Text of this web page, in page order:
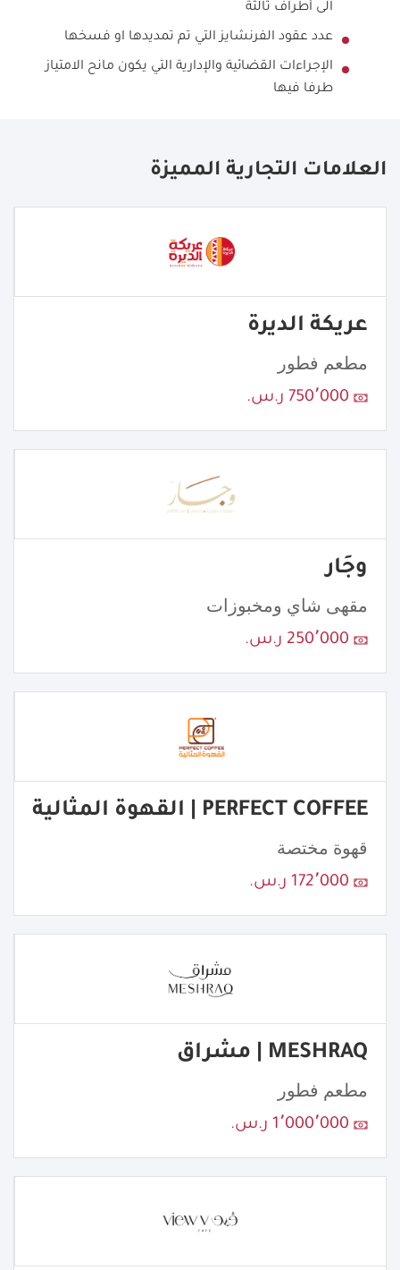
الى أطراف ثالثة
عدد عقود الفرنشايز التي تم تمديدها او فسخها
الإجراءات القضائية والإدارية التي يكون مانح الامتياز
طرفا فيها
العلامات التجارية المميزة
عريكة الديرة
مطعم فطور
750٬000 ر.س.
وجَار
مقهى شاي ومخبوزات
250٬000 ر.س.
PERFECT COFFEE | القهوة المثالية
قهوة مختصة
172٬000 ر.س.
MESHRAQ | مشراق
مطعم فطور
1٬000٬000 ر.س.